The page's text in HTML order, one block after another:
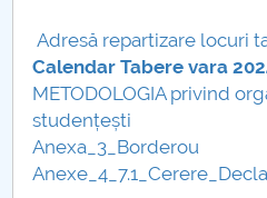
Accesibilitate pentru
Raportul Conducerii
privind implementarea
2024
Adresă repartizare locuri
Calendar Tabere vara
METODOLOGIA privind
studențești
Anexa_3_Borderou